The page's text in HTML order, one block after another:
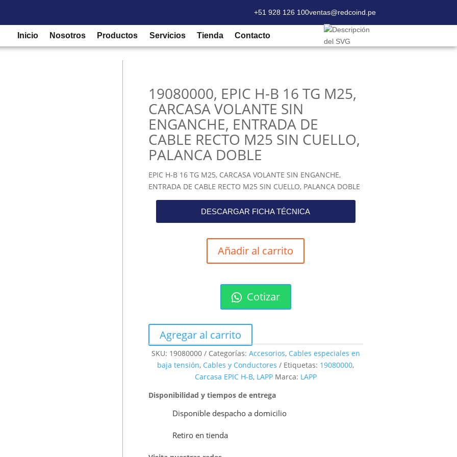
+51 928 126 100ventas@redcoind.pe
Inicio Nosotros Productos Servicios Tienda Contacto
PALANCA DOBLE
19080000, EPIC H-B 16 TG M25,
CARCASA VOLANTE SIN
ENGANCHE, ENTRADA DE
CABLE RECTO M25 SIN CUELLO,
PALANCA DOBLE
EPIC H-B 16 TG M25, CARCASA VOLANTE SIN ENGANCHE,
ENTRADA DE CABLE RECTO M25 SIN CUELLO, PALANCA DOBLE
DESCARGAR FICHA TÉCNICA
Añadir al carrito
Cotizar
Agregar al carrito
SKU: 19080000 Categorías: Accesorios, Cables especiales en
baja tensión, Cables y Conductores Etiquetas: 19080000,
Carcasa EPIC H-B, LAPP Marca: LAPP
Disponibilidad y tiempos de entrega
Disponible despacho a domicilio
Retiro en tienda